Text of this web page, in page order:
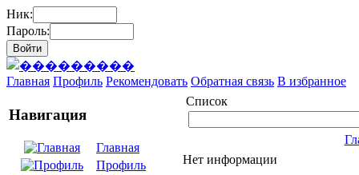
Ник:
Пароль:
Главная Профиль Рекомендовать Обратная связь В избранное
Навигация
Главная
Профиль
Список
Нет информации